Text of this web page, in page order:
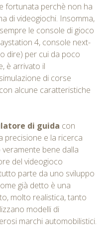
fortunata perchè non ha
di videogiochi. Insomma,
le console di gioco
4, console next-
dire) per cui da poco
è arrivato il
di corse
alcune caratteristiche
di guida con
precisione e la ricerca
bene dalla
del videogioco
parte da uno sviluppo
già detto è una
molto realistica, tanto
modelli di
marchi automobilistici.